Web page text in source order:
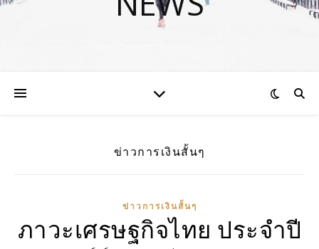
ข่าวการเงินสั้นๆ
ข่าวการเงินสั้นๆ
ภาวะเศรษฐกิจไทย ประจำปี